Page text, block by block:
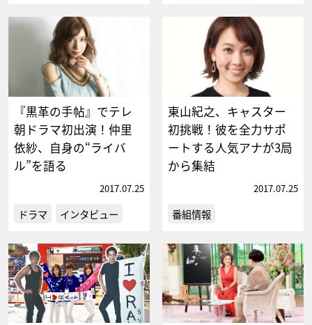
『黒革の手帖』でテレ
朝ドラマ初出演！仲里
依紗、自身の“ライバ
ル”を語る
2017.07.25
ドラマ インタビュー
東山紀之、キャスター
初挑戦！彼を全力サポ
ートする人気アナが3局
から集結
2017.07.25
番組情報